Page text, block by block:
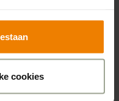
cookies